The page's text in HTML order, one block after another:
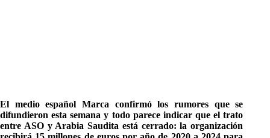
El medio español Marca confirmó los rumores que se
difundieron esta semana y todo parece indicar que el trato
entre ASO y Arabia Saudita está cerrado: la organización